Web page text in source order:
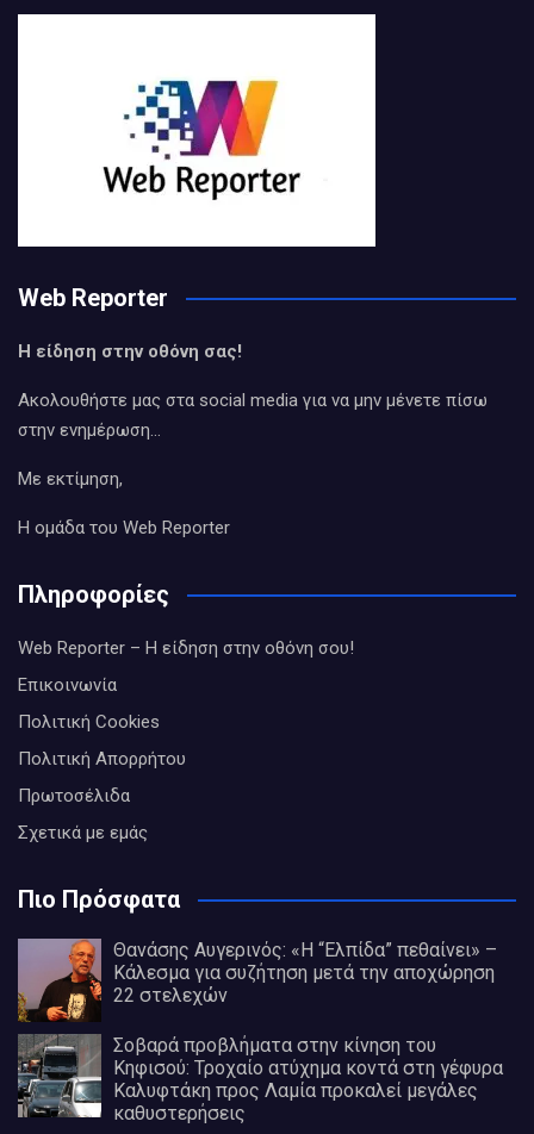
Web Reporter
Η είδηση στην οθόνη σας!
Ακολουθήστε μας στα social media για να μην μένετε πίσω
στην ενημέρωση…
Με εκτίμηση,
Η ομάδα του Web Reporter
Πληροφορίες
Web Reporter – Η είδηση στην οθόνη σου!
Επικοινωνία
Πολιτική Cookies
Πολιτική Απορρήτου
Πρωτοσέλιδα
Σχετικά με εμάς
Πιο Πρόσφατα
Θανάσης Αυγερινός: «Η “Ελπίδα” πεθαίνει» –
Κάλεσμα για συζήτηση μετά την αποχώρηση
22 στελεχών
Σοβαρά προβλήματα στην κίνηση του
Κηφισού: Τροχαίο ατύχημα κοντά στη γέφυρα
Καλυφτάκη προς Λαμία προκαλεί μεγάλες
καθυστερήσεις